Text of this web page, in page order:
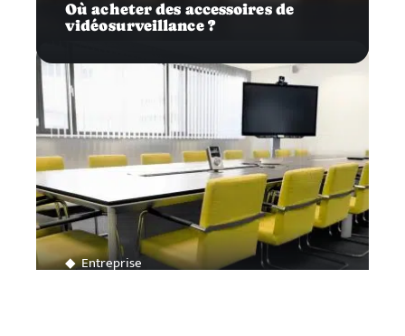
Où acheter des accessoires de
vidéosurveillance ?
Entreprise